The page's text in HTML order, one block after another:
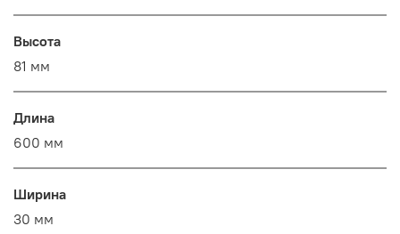
Высота
81 мм
Длина
600 мм
Ширина
30 мм